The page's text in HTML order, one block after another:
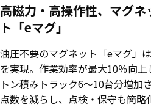
高磁力・高操作性、マグ
ト「eマグ」
油圧不要のマグネット「eマグ」
を実現。作業効率が最大10％向
トン積みトラック6～10台分増加
点数を減らし、点検・保守も簡略